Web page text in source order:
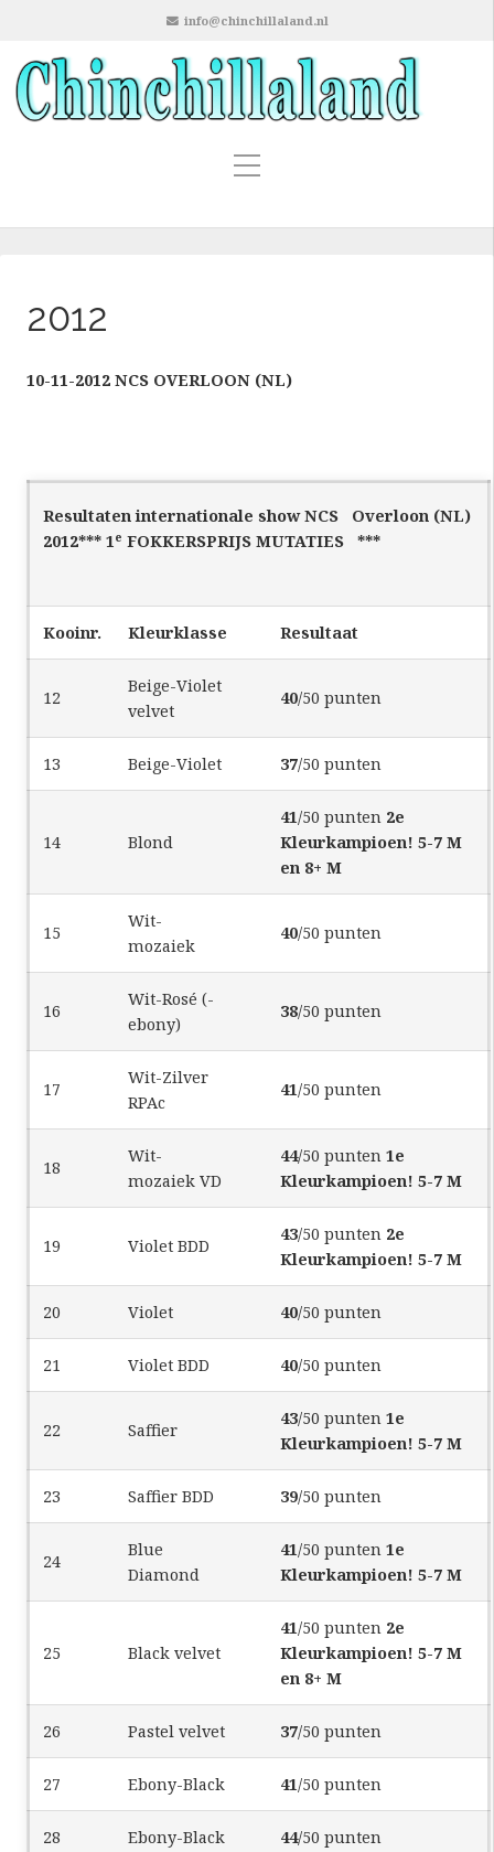
info@chinchillaland.nl
2012
10-11-2012 NCS OVERLOON (NL)
Resultaten internationale show NCS Overloon (NL)
2012*** 1e FOKKERSPRIJS MUTATIES ***
Kooinr. Kleurklasse Resultaat
12
Beige-Violet
velvet
40/50 punten
13 Beige-Violet 37/50 punten
14 Blond
41/50 punten 2e
Kleurkampioen! 5-7 M
en 8+ M
15
Wit-
mozaiek
40/50 punten
16
Wit-Rosé (-
ebony)
38/50 punten
17
Wit-Zilver
RPAc
41/50 punten
18
Wit-
mozaiek VD
44/50 punten 1e
Kleurkampioen! 5-7 M
19 Violet BDD
43/50 punten 2e
Kleurkampioen! 5-7 M
20 Violet 40/50 punten
21 Violet BDD 40/50 punten
22 Saffier
43/50 punten 1e
Kleurkampioen! 5-7 M
23 Saffier BDD 39/50 punten
24
Blue
Diamond
41/50 punten 1e
Kleurkampioen! 5-7 M
25 Black velvet
41/50 punten 2e
Kleurkampioen! 5-7 M
en 8+ M
26 Pastel velvet 37/50 punten
27 Ebony-Black 41/50 punten
28 Ebony-Black 44/50 punten